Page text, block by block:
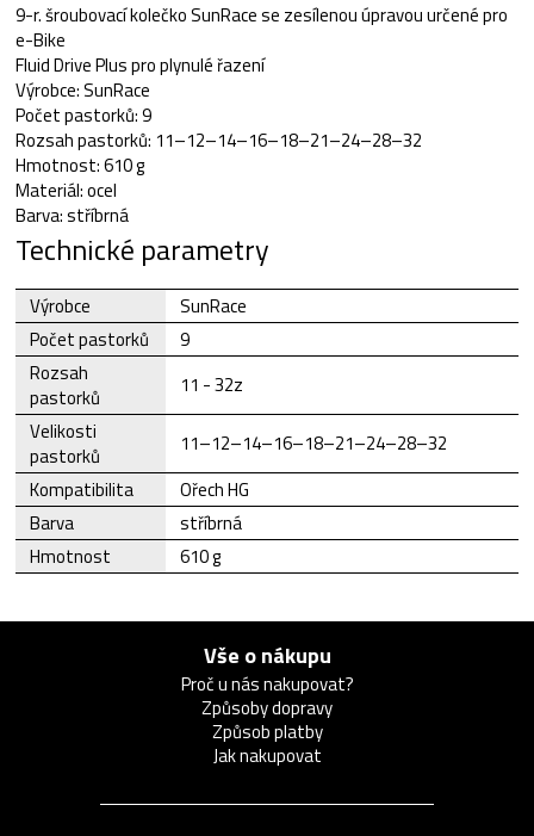
9-r. šroubovací kolečko SunRace se zesílenou úpravou určené pro
e-Bike
Fluid Drive Plus pro plynulé řazení
Výrobce: SunRace
Počet pastorků: 9
Rozsah pastorků: 11–12–14–16–18–21–24–28–32
Hmotnost: 610 g
Materiál: ocel
Barva: stříbrná
Technické parametry
Výrobce
SunRace
Počet pastorků
9
Rozsah
pastorků
11 - 32z
Velikosti
pastorků
11–12–14–16–18–21–24–28–32
Kompatibilita
Ořech HG
Barva
stříbrná
Hmotnost
610 g
Vše o nákupu
Proč u nás nakupovat?
Způsoby dopravy
Způsob platby
Jak nakupovat